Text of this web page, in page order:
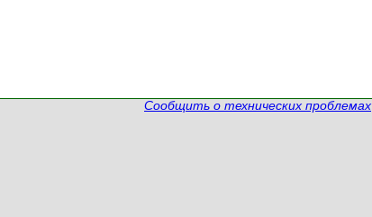
Сообщить о технических проблемах